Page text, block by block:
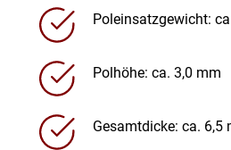
Poleinsatzgewicht:
Polhöhe: ca. 3,0 mm
Gesamtdicke: ca. 6,5